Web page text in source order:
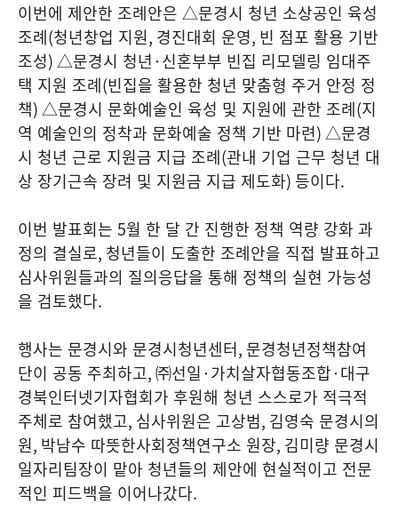
이번에 제안한 조례안은 △문경시 청년 소상공인 육성
조례(청년창업 지원, 경진대회 운영, 빈 점포 활용 기반
조성)△문경시 청년·신혼부부 빈집 리모델링 임대주
택 지원 조례(빈집을 활용한 청년 맞춤형 주거 안정 정
책)△문경시 문화예술인 육성 및 지원에 관한 조례(지
역 예술인의 정착과 문화예술 정책 기반 마련)△문경
시 청년 근로 지원금 지급 조례(관내 기업 근무 청년 대
상 장기근속 장려 및 지원금 지급 제도화) 등이다.
이번 발표회는 5월 한 달 간 진행한 정책 역량 강화 과
정의 결실로, 청년들이 도출한 조례안을 직접 발표하고
심사위원들과의 질의응답을 통해 정책의 실현 가능성
을 검토했다.
행사는 문경시와 문경시청년센터, 문경청년정책참여
단이 공동 주최하고,㈜선일·가치살자협동조합·대구
경북인터넷기자협회가 후원해 청년 스스로가 적극적
주체로 참여했고, 심사위원은 고상범, 김영숙 문경시의
원, 박남수 따뜻한사회정책연구소 원장, 김미량 문경시
일자리팀장이 맡아 청년들의 제안에 현실적이고 전문
적인 피드백을 이어나갔다.